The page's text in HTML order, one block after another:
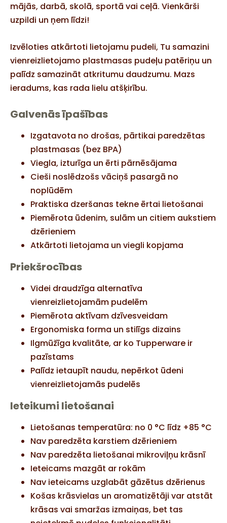
mājās, darbā, skolā, sportā vai ceļā. Vienkārši
uzpildi un ņem līdzi!
Izvēloties atkārtoti lietojamu pudeli, Tu samazini
vienreizlietojamo plastmasas pudeļu patēriņu un
palīdz samazināt atkritumu daudzumu. Mazs
ieradums, kas rada lielu atšķirību.
Galvenās īpašības
Izgatavota no drošas, pārtikai paredzētas
plastmasas (bez BPA)
Viegla, izturīga un ērti pārnēsājama
Cieši noslēdzošs vāciņš pasargā no
noplūdēm
Praktiska dzeršanas tekne ērtai lietošanai
Piemērota ūdenim, sulām un citiem aukstiem
dzērieniem
Atkārtoti lietojama un viegli kopjama
Priekšrocības
Videi draudzīga alternatīva
vienreizlietojamām pudelēm
Piemērota aktīvam dzīvesveidam
Ergonomiska forma un stilīgs dizains
Ilgmūžīga kvalitāte, ar ko Tupperware ir
pazīstams
Palīdz ietaupīt naudu, nepērkot ūdeni
vienreizlietojamās pudelēs
Ieteikumi lietošanai
Lietošanas temperatūra: no 0 °C līdz +85 °C
Nav paredzēta karstiem dzērieniem
Nav paredzēta lietošanai mikroviļņu krāsnī
Ieteicams mazgāt ar rokām
Nav ieteicams uzglabāt gāzētus dzērienus
Košas krāsvielas un aromatizētāji var atstāt
krāsas vai smaržas izmaiņas, bet tas